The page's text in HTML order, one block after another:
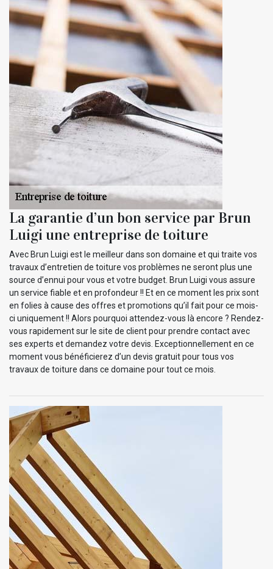
La garantie d’un bon service par Brun
Luigi une entreprise de toiture
Avec Brun Luigi est le meilleur dans son domaine et qui traite vos
travaux d’entretien de toiture vos problèmes ne seront plus une
source d’ennui pour vous et votre budget. Brun Luigi vous assure
un service fiable et en profondeur !! Et en ce moment les prix sont
en folies à cause des offres et promotions qu’il fait pour ce mois-
ci uniquement !! Alors pourquoi attendez-vous là encore ? Rendez-
vous rapidement sur le site de client pour prendre contact avec
ses experts et demandez votre devis. Exceptionnellement en ce
moment vous bénéficierez d’un devis gratuit pour tous vos
travaux de toiture dans ce domaine pour tout ce mois.